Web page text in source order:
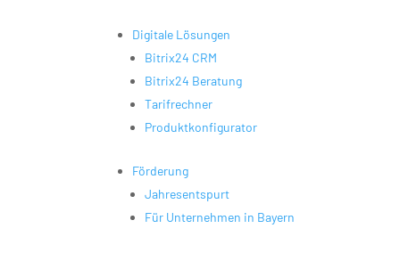
Digitale Lösungen
Bitrix24 CRM
Bitrix24 Beratung
Tarifrechner
Produktkonfigurator
Förderung
Jahresentspurt
Für Unternehmen in Bayern